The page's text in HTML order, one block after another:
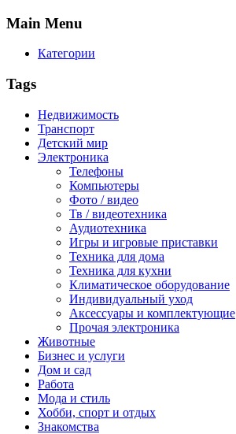
Main Menu
Категории
Tags
Недвижимость
Транспорт
Детский мир
Электроника
Телефоны
Компьютеры
Фото / видео
Тв / видеотехника
Аудиотехника
Игры и игровые приставки
Техника для дома
Техника для кухни
Климатическое оборудование
Индивидуальный уход
Аксессуары и комплектующие
Прочая электроника
Животные
Бизнес и услуги
Дом и сад
Работа
Мода и стиль
Хобби, спорт и отдых
Знакомства